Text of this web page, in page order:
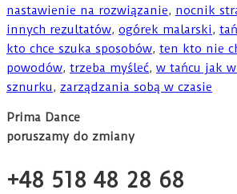
nastawienie na rozwiązanie, nocnik
innych rezultatów, ogórek malarski,
kto chce szuka sposobów, ten kto nie
powodów, trzeba myśleć, w tańcu jak
sznurku, zarządzania sobą w czasie
Prima Dance
poruszamy do zmiany
+48 518 48 28 68